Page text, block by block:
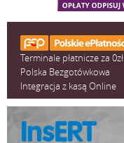
Terminale płatnicze za 0zł
Polska Bezgotówkowa
Integracja z kasą Online